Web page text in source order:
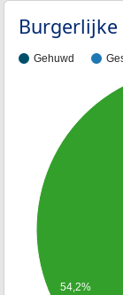
Burgerlijke
Gehuwd
54,2%